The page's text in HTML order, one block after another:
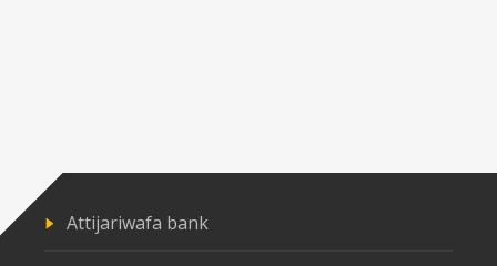
Attijariwafa bank